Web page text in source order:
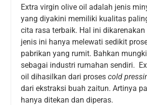
Extra virgin olive oil adalah jenis
yang diyakini memiliki kualitas
cita rasa terbaik. Hal ini
jenis ini hanya melewati sedikit
pabrikan yang rumit. Bahkan
sebagai industri rumahan sendiri.
oil dihasilkan dari prosescold
dari ekstraksi buah zaitun. Artinya
hanya ditekan dan diperas.